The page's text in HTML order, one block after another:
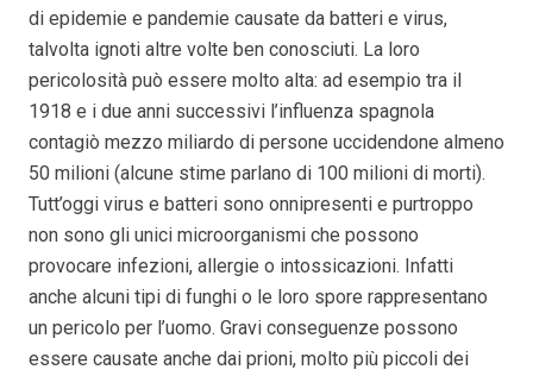
di epidemie e pandemie causate da batteri e virus,
talvolta ignoti altre volte ben conosciuti. La loro
pericolosità può essere molto alta: ad esempio tra il
1918 e i due anni successivi l’influenza spagnola
contagiò mezzo miliardo di persone uccidendone almeno
50 milioni (alcune stime parlano di 100 milioni di morti).
Tutt’oggi virus e batteri sono onnipresenti e purtroppo
non sono gli unici microorganismi che possono
provocare infezioni, allergie o intossicazioni. Infatti
anche alcuni tipi di funghi o le loro spore rappresentano
un pericolo per l’uomo. Gravi conseguenze possono
essere causate anche dai prioni, molto più piccoli dei